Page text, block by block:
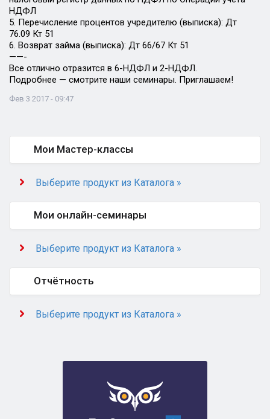
НДФЛ
5. Перечисление процентов учредителю (выписка): Дт
76.09 Кт 51
6. Возврат займа (выписка): Дт 66/67 Кт 51
——-
Все отлично отразится в 6-НДФЛ и 2-НДФЛ.
Подробнее — смотрите наши семинары. Приглашаем!
Фев 3 2017 - 09:47
Мои Мастер-классы
Выберите продукт из Каталога »
Мои онлайн-семинары
Выберите продукт из Каталога »
Отчётность
Выберите продукт из Каталога »